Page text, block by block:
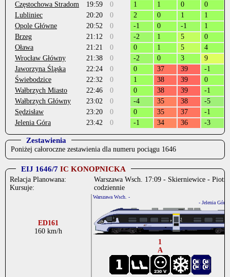
Częstochowa Stradom
19:59 0 1 1 0 0
Lubliniec
20:20 0 2 0 1 1
Opole Główne
20:52 0 -1 0 -1 1
Brzeg
21:12 0 -2 1 5 0
Oława
21:21 0 0 1 5 4
Wrocław Główny
21:38 0 -2 0 3 9
Jaworzyna Śląska
22:24 0 0 37 39 -1
Świebodzice
22:32 0 1 38 39 0
Wałbrzych Miasto
22:46 0 0 38 39 -1
Wałbrzych Główny
23:02 0 -4 35 38 -5
Sędzisław
23:20 0 0 35 37 -1
Jelenia Góra
23:42 0 -1 34 36 -3
Zestawienia
Poniżej całoroczne zestawienia dla numeru pociągu 1646
EIJ 1646/7 IC KONOPNICKA
Relacja Planowana:
Kursuje:
Warszawa Wsch. 17:09 - Skierniewice -
codziennie
ED161
160 km/h
Warszawa Wsch. -
- Jelenia Góra
1
A